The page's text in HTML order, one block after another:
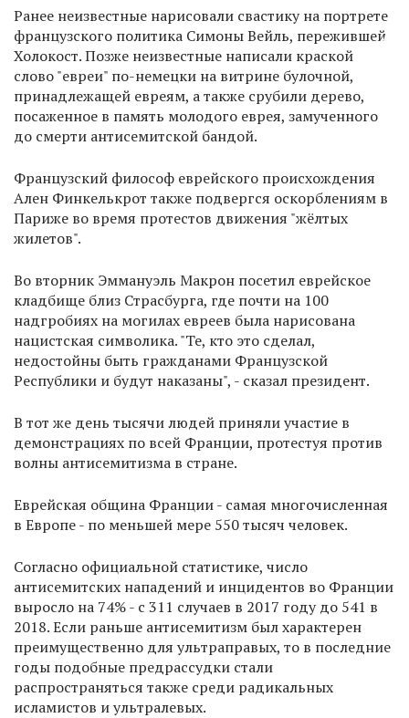
Ранее неизвестные нарисовали свастику на портрете
французского политика Симоны Вейль, пережившей
Холокост. Позже неизвестные написали краской
слово "евреи" по-немецки на витрине булочной,
принадлежащей евреям, а также срубили дерево,
посаженное в память молодого еврея, замученного
до смерти антисемитской бандой.
Французский философ еврейского происхождения
Ален Финкелькрот также подвергся оскорблениям в
Париже во время протестов движения "жёлтых
жилетов".
Во вторник Эммануэль Макрон посетил еврейское
кладбище близ Страсбурга, где почти на 100
надгробиях на могилах евреев была нарисована
нацистская символика. "Те, кто это сделал,
недостойны быть гражданами Французской
Республики и будут наказаны", - сказал президент.
В тот же день тысячи людей приняли участие в
демонстрациях по всей Франции, протестуя против
волны антисемитизма в стране.
Еврейская община Франции - самая многочисленная
в Европе - по меньшей мере 550 тысяч человек.
Согласно официальной статистике, число
антисемитских нападений и инцидентов во Франции
выросло на 74% - с 311 случаев в 2017 году до 541 в
2018. Если раньше антисемитизм был характерен
преимущественно для ультраправых, то в последние
годы подобные предрассудки стали
распространяться также среди радикальных
исламистов и ультралевых.